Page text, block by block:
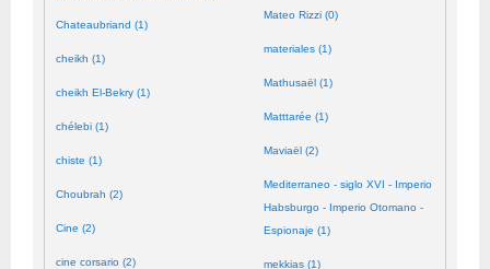
Chateaubriand (1)
cheikh (1)
cheikh El-Bekry (1)
chélebi (1)
chiste (1)
Choubrah (2)
Cine (2)
cine corsario (2)
Mateo Rizzi (0)
materiales (1)
Mathusaël (1)
Matttarée (1)
Maviaël (2)
Mediterraneo - siglo XVI - Imperio
Habsburgo - Imperio Otomano -
Espionaje (1)
mekkias (1)